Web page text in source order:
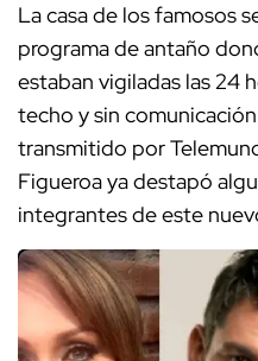
La casa de los famosos
programa de antaño
estaban vigiladas las 24
techo y sin
transmitido por
Figueroa ya destapó
integrantes de este